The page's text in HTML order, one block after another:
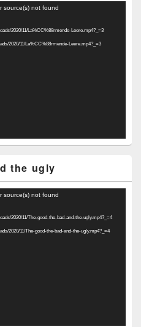
source(s) not found
2020/11/La%CC%88rmende-Leere.mp4?_=3
2020/11/La%CC%88rmende-Leere.mp4?_=3
the ugly
source(s) not found
2020/11/The-good-the-bad-and-the-ugly.mp4?_=4
2020/11/The-good-the-bad-and-the-ugly.mp4?_=4